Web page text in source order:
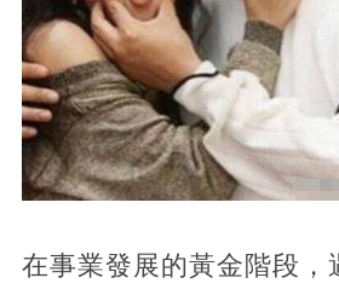
在事業發展的黃金階段，